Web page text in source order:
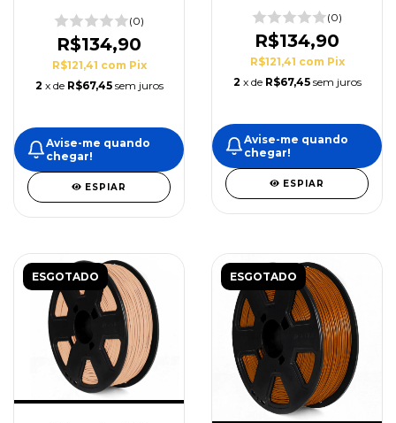
(0)
R$134,90
R$121,41 com Pix
2 x de R$67,45 sem juros
Avise-me quando
chegar!
ESPIAR
(0)
R$134,90
R$121,41 com Pix
2 x de R$67,45 sem juros
Avise-me quando
chegar!
ESPIAR
ESGOTADO ESGOTADO